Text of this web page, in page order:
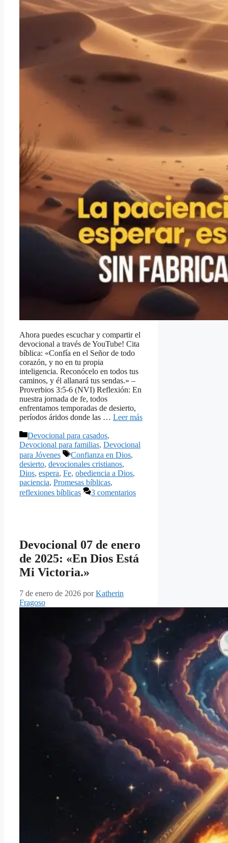
Ahora puedes escuchar y compartir el
devocional a través de YouTube! Cita
bíblica: «Confía en el Señor de todo
corazón, y no en tu propia
inteligencia. Reconócelo en todos tus
caminos, y él allanará tus sendas.» –
Proverbios 3:5-6 (NVI) Reflexión: En
nuestra jornada de fe, todos
enfrentamos temporadas de desierto,
períodos áridos donde las … Leer más
Categorías
Devocional para casados,
Devocional para familias, Devocional
para Jóvenes
Etiquetas
Confianza en Dios,
desierto, devocionales cristianos,
Dios, espera, Fe, obediencia a Dios,
paciencia, Promesas bíblicas,
reflexiones bíblicas
3 comentarios
Devocional 07 de enero
de 2025: «En Dios Está
Mi Victoria.»
7 de enero de 2026 porKatherin
Fragoso